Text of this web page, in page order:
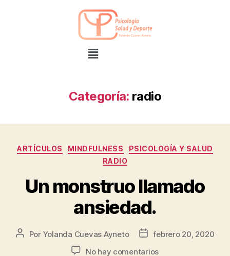
Categoría: radio
ARTÍCULOS MINDFULNESS
PSICOLOGÍA Y SALUD
RADIO
Un monstruo llamado
ansiedad.
Por Yolanda Cuevas Ayneto
febrero 20, 2020
No hay comentarios